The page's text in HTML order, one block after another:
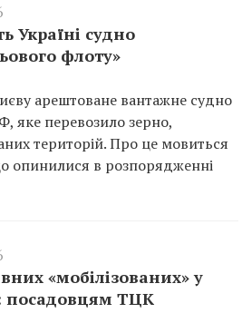
Україні судно
флоту»
арештоване вантажне судно
яке перевозило зерно,
територій. Про це мовиться
опинилися в розпорядженні
«мобілізованих» у
посадовцям ТЦК